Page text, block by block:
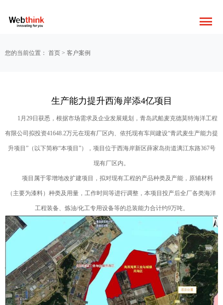
您的当前位置： 首页 > 客户案例
生产能力提升西海岸添4亿项目
1月29日获悉，根据市场需求及企业发展规划，青岛武船麦克德莫特海洋工程
有限公司拟投资41648.2万元在现有厂区内、依托现有车间建设“青武麦生产能力提
升项目”（以下简称“本项目”），项目位于西海岸新区薛家岛街道漓江东路367号
现有厂区内。
项目属于零增地改扩建项目，拟对现有工程的产品种类及产能，原辅材料
（主要为漆料）种类及用量，工作时间等进行调整，本项目投产后全厂各类海洋
工程装备、炼油/化工专用设备等的总装能力合计约9万吨。